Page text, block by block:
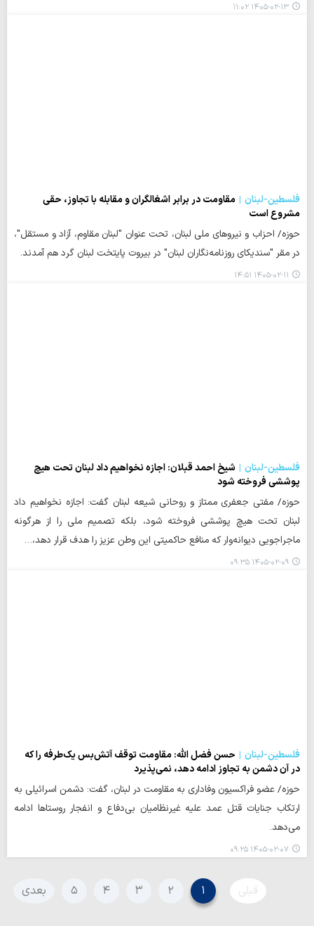
۱۴۰۵-۰۲-۱۳ ۱۱:۰۲
فلسطین-لبنان
مقاومت در برابر اشغالگران و مقابله با تجاوز، حقی
مشروع است
حوزه/ احزاب و نیروهای ملی لبنان، تحت عنوان "لبنان مقاوم، آزاد و مستقل"،
در مقر "سندیکای روزنامه‌نگاران لبنان" در بیروت پایتخت لبنان گرد هم آمدند.
۱۴۰۵-۰۲-۱۱ ۱۴:۵۱
فلسطین-لبنان
شیخ احمد قبلان: اجازه نخواهیم داد لبنان تحت هیچ
پوششی فروخته شود
حوزه/ مفتی جعفری ممتاز و روحانی شیعه لبنان گفت: اجازه نخواهیم داد
لبنان تحت هیچ پوششی فروخته شود، بلکه تصمیم ملی را از هرگونه
ماجراجویی دیوانه‌وار که منافع حاکمیتی این وطن عزیز را هدف قرار دهد،…
۱۴۰۵-۰۲-۰۹ ۰۹:۳۵
فلسطین-لبنان
حسن فضل الله: مقاومت توقف آتش‌بس یک‌طرفه را که
در آن دشمن به تجاوز ادامه دهد، نمی‌پذیرد
حوزه/ عضو فراکسیون وفاداری به مقاومت در لبنان، گفت: دشمن اسرائیلی به
ارتکاب جنایات قتل عمد علیه غیرنظامیان بی‌دفاع و انفجار روستاها ادامه
می‌دهد.
۱۴۰۵-۰۲-۰۷ ۰۹:۲۵
قبلی ۱ ۲ ۳ ۴ ۵ بعدی